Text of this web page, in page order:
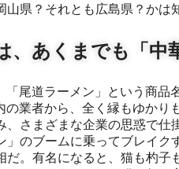
山県？それとも広島県？かは
、あくまでも「中
の業者から、全く縁もゆかり
、さまざまな企業の思惑で仕
」のブームに乗ってブレイク
だ。有名になると、猫も杓子